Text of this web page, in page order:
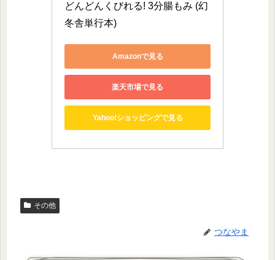
どんどんくびれる! 3分腸もみ (幻
冬舎単行本)
Amazonで見る
楽天市場で見る
Yahoo!ショッピングで見る
その他
つなやま